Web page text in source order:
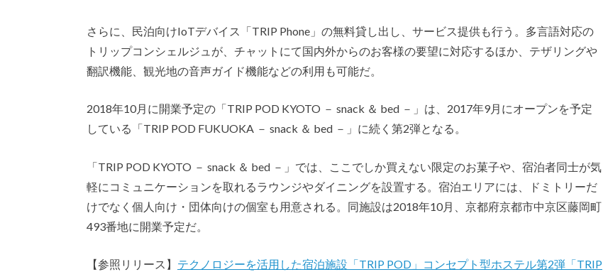
さらに、民泊向けIoTデバイス「TRIP Phone」の無料貸し出し、サービス提供も行う。多言語対応の
トリップコンシェルジュが、チャットにて国内外からのお客様の要望に対応するほか、テザリングや
翻訳機能、観光地の音声ガイド機能などの利用も可能だ。
2018年10月に開業予定の「TRIP POD KYOTO － snack ＆ bed －」は、2017年9月にオープンを予定
している「TRIP POD FUKUOKA － snack ＆ bed －」に続く第2弾となる。
「TRIP POD KYOTO － snack ＆ bed －」では、ここでしか買えない限定のお菓子や、宿泊者同士が気
軽にコミュニケーションを取れるラウンジやダイニングを設置する。宿泊エリアには、ドミトリーだ
けでなく個人向け・団体向けの個室も用意される。同施設は2018年10月、京都府京都市中京区藤岡町
493番地に開業予定だ。
【参照リリース】 テクノロジーを活用した宿泊施設「TRIP POD」コンセプト型ホステル第2弾「TRIP